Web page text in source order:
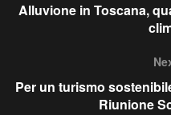
Alluvione in Toscana,
Per un turismo
Riunione